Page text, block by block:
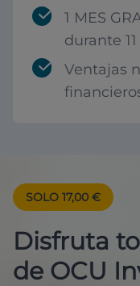
1 MES
durante
Ventajas
SOLO 17,00 €
Disfruta
de OCU